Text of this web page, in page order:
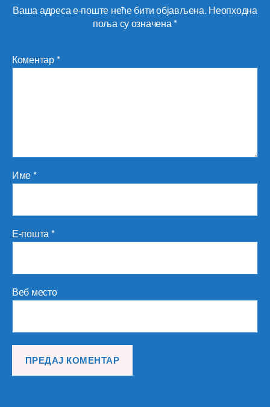
Ваша адреса е-поште неће бити објављена. Неопходна
поља су означена*
Коментар*
Име*
Е-пошта*
Веб место